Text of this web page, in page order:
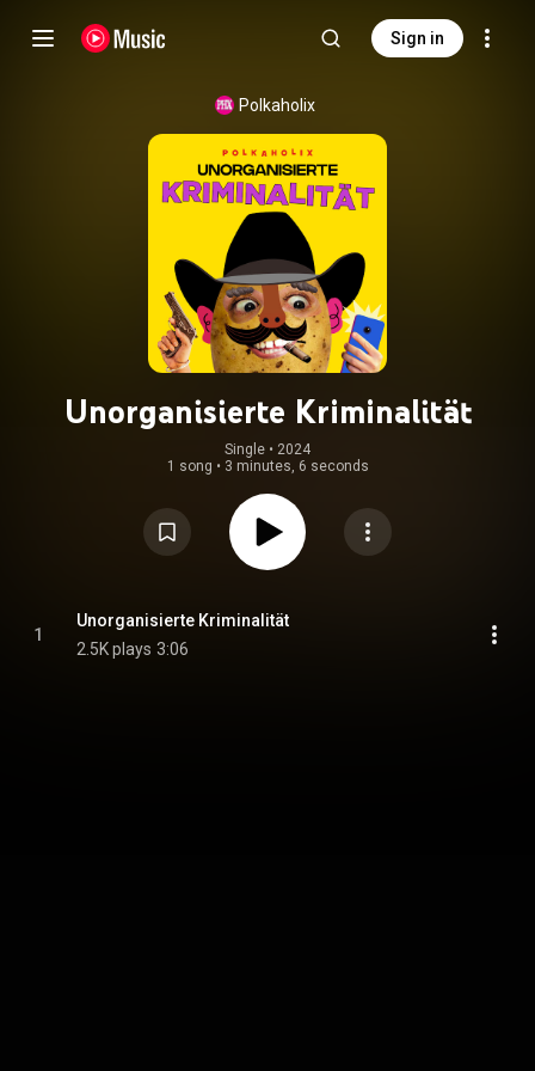
Sign in
Polkaholix
Unorganisierte Kriminalität
Single • 2024
1 song • 3 minutes, 6 seconds
1
Unorganisierte Kriminalität
2.5K plays 3:06